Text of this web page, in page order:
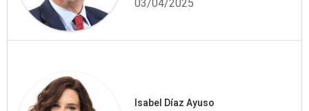
03/04/2025
Isabel Díaz Ayuso